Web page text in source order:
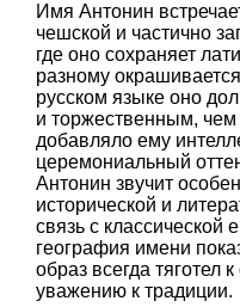
Имя Антонин
чешской и частично
где оно сохраняет
разному
русском языке оно
и торжественным,
добавляло ему
церемониальный
Антонин звучит
исторической и
связь с классической
география имени
образ всегда тяготел
уважению к традиции.